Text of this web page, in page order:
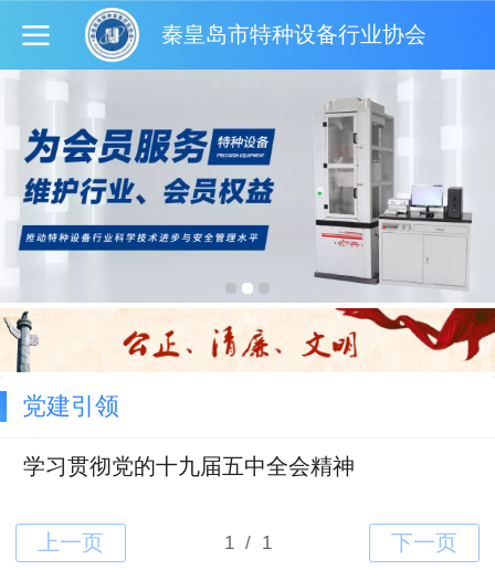
秦皇岛市特种设备行业协会
党建引领
学习贯彻党的十九届五中全会精神